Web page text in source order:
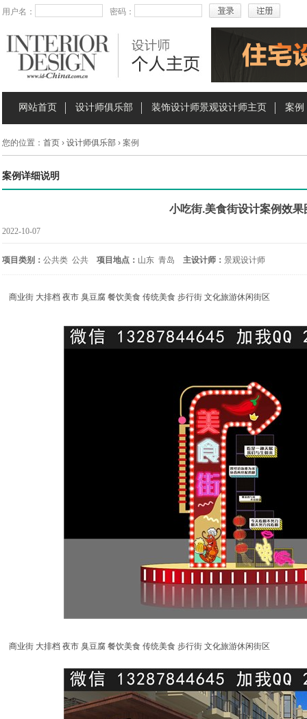
用户名： 密码：
网站首页 设计师俱乐部 装饰设计师景观设计师主页 案例
您的位置： 首页› 设计师俱乐部› 案例
案例详细说明
小吃街.美食街设计案例效果
2022-10-07
项目类别： 公共类 公共 项目地点： 山东 青岛 主设计师： 景观设计师
商业街 大排档 夜市 臭豆腐 餐饮美食 传统美食 步行街 文化旅游休闲街区
商业街 大排档 夜市 臭豆腐 餐饮美食 传统美食 步行街 文化旅游休闲街区